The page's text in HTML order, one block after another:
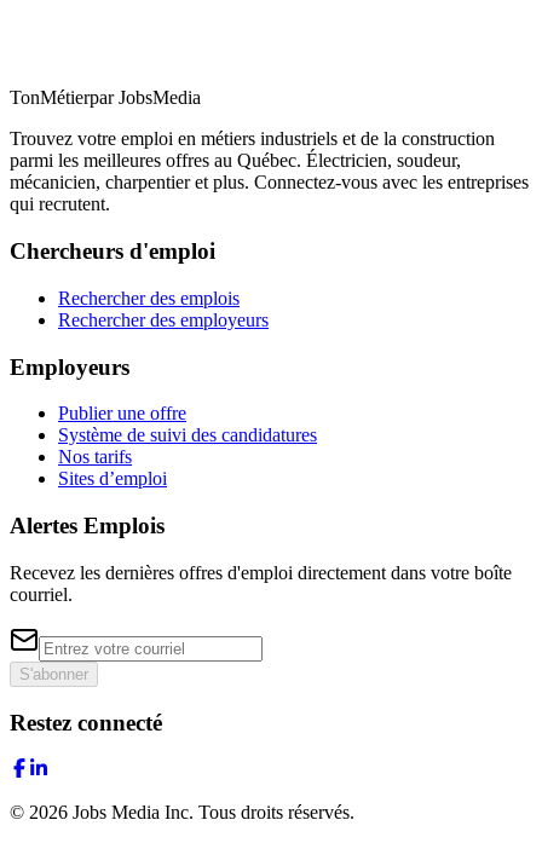
TonMétierpar JobsMedia
Trouvez votre emploi en métiers industriels et de la construction
parmi les meilleures offres au Québec. Électricien, soudeur,
mécanicien, charpentier et plus. Connectez-vous avec les entreprises
qui recrutent.
Chercheurs d'emploi
Rechercher des emplois
Rechercher des employeurs
Employeurs
Publier une offre
Système de suivi des candidatures
Nos tarifs
Sites d’emploi
Alertes Emplois
Recevez les dernières offres d'emploi directement dans votre boîte
courriel.
S'abonner
Restez connecté
© 2026 Jobs Media Inc. Tous droits réservés.